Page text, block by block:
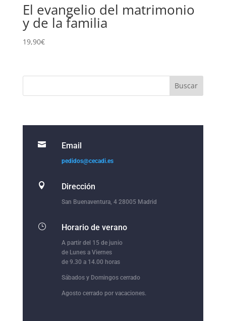
El evangelio del matrimonio
y de la familia
19,90€
 Email
pedidos@cecadi.es
 Dirección
San Buenaventura, 4 28005 Madrid
} Horario de verano
A partir del 15 de junio
de Lunes a Viernes
de 9.30 a 14.00 horas
Sábados y Domingos cerrado
Agosto cerrado por vacaciones.